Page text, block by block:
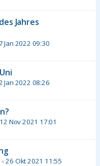
Jahres
Jan 2022 09:30
Jan 2022 08:26
12 Nov 2021 17:01
«26 Okt 2021 11:55